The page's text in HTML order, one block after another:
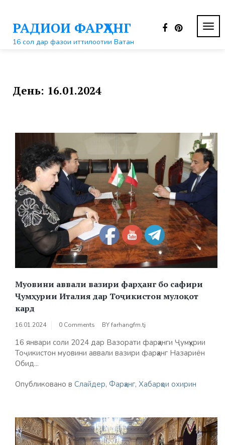
контентуРАДИОИ ФАРҲАНГ
16 сол дар фазои иттилоотии Ватан
День: 16.01.2024
Муовини аввали вазири фарҳанг бо сафири
Ҷумҳурии Италия дар Тоҷикистон мулоқот
кард
16.01.2024 0 Comments BYfarhangfm.tj
16 январи соли 2024 дар Вазорати фарҳанги Ҷумҳурии
Тоҷикистон муовини аввали вазири фарҳанг Назариён
Обид...
Опубликовано в Слайдер, Фарҳанг, Хабарҳои охирин